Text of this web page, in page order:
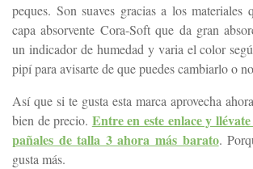
peques. Son suaves gracias a los materiales
capa absorvente Cora-Soft que da gran
un indicador de humedad y varia el color
pipí para avisarte de que puedes cambiarlo o
Así que si te gusta esta marca aprovecha
bien de precio. Entre en este enlace y
pañales de talla 3 ahora más barato.
gusta más.